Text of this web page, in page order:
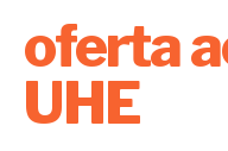
oferta
UHE